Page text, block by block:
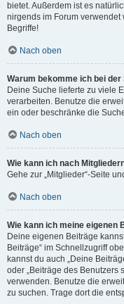
bietet. Außerdem ist es
nirgends im Forum
Begriffe!
Nach oben
Warum bekomme ich bei
Deine Suche lieferte zu viele
verarbeiten. Benutze die
ein oder beschränke die
Nach oben
Wie kann ich nach
Gehe zur „Mitglieder“-Seite
Nach oben
Wie kann ich meine eigenen
Deine eigenen Beiträge
Beiträge“ im Schnellzugriff
kannst du auch „Deine
oder „Beiträge des Benutzers
verwenden. Benutze die
zu suchen. Trage dort die